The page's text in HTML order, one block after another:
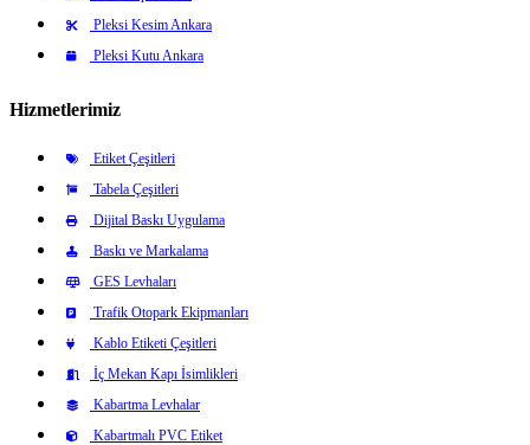
Pleksi Kesim Ankara
Pleksi Kutu Ankara
Hizmetlerimiz
Etiket Çeşitleri
Tabela Çeşitleri
Dijital Baskı Uygulama
Baskı ve Markalama
GES Levhaları
Trafik Otopark Ekipmanları
Kablo Etiketi Çeşitleri
İç Mekan Kapı İsimlikleri
Kabartma Levhalar
Kabartmalı PVC Etiket